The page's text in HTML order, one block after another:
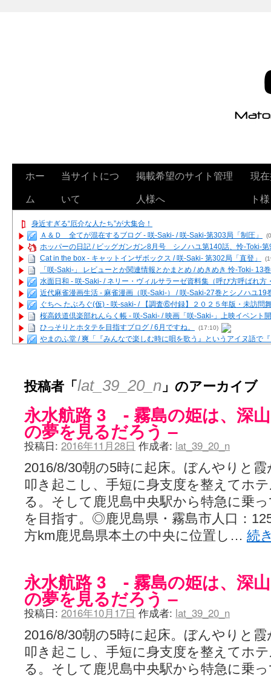
ホー
ム
当サイトにつ
いて
掲載希望のサイト管理
人様へ
現
ト様
身近すぎる“厄介な人たち”が大集合！
Ａ＆Ｄ 全てが混在するブログ - 咲-Saki- / 咲-Saki-第303局「制圧」
ホッパーの日記 / ビッグガンガン8月号 シノハユ第140話、怜-Toki-第
Cat in the box - キャットインザボックス / 咲-Saki- 第302局「直登」
「咲-Saki-」 レビューとか関連情報とかまとめ / めきめき 怜-Toki- 13
水面日和 - 咲-Saki- / ネリー・ヴィルサラーゼ資料集（呼び方呼ばれ方
近代麻雀漫画生活 - 麻雀漫画（咲-Saki-） / 咲-Saki-27巻とシノハユ
ぐちへ たぶろぐ(仮) - 咲-saki- / 【調査⑥付録】２０２５年版・未訪問
桜高鉄道倶楽部れんらく帳 - 咲-Saki- / 映画「咲-Saki-」上映イベント
ひっそりとホタテを目指すブログ / 6月ですね。
(17:10)
やまのふ堂 / 爽「『みんなで楽しむ時に唄を歌う』というアイヌ語で
咲クラ女子 - 咲-Saki- / 姫松の上重漫ちゃんと演じている伊達朱里紗さ
咲ミダレ - 咲-saki- / MJ第14回咲CUP 咲なま他 (11:53)
はやりの如く☆ - 咲-saki- / 悪いこと【SS】 (06:42)
麻雀雑記あれこれ - 咲 -Saki- / 咲-Saki-キャラが台湾麻雀を打ったらど
またの名を咲ブログ - 咲-Saki- / 男体化すると聞いての落書き
BBKN BLOG / トップページ（サイトマップ） (15:00)
あにてつ！ / 千里山に行ってきました（2017年09月）
さくやこのはな - 咲 -saki- / 末の千里のために(咲さんが和ちゃんを招
凡人の私 / ステルス坂こと咲-Saki-5巻表紙の舞台を発見しました
嶺上開花自摸 / Last day of Summer session 1 (13:01)
おもちもちもち - 咲-Saki- / ５・８小林先生の日記更新について考え
かんむりとかげ - 咲-Saki- / 立先生の更新 (11:32)
音を奏でて花が咲く - 咲-Saki- / 浩子「…あっ分かった 恐らくそうい
一萬人の麓路() - 咲-Saki- / 咲-Saki- 第193局[竜王] ドラゴンの王とパク
from A to K / [咲-saki-][麻雀ゲーム]【ゲーム】セガのMJシリーズで2年
紺フェス - 咲-Saki- / 【越谷SS】とろけそうな日 (15:31)
ユズポニッキ - 咲-Saki- / ☆ #咲実写 ☆告知☆オンライン上映会☆ 阿
ああ、あの牌？ - 咲-Saki- / シノハユ菰沢中関連(江津・大田)の登場舞
宮守大好き帳 / 告知
(13:04)
麻雀アニメ＆麻雀ゲームあれこれ / 厄介な相手だよ！ あんたは
ばるのまーじゃん日和 - 咲-saki- / クリスマス！！そして… (10:28)
投稿者「lat_39_20_n 」のアーカイブ
永水航路 3 - 霧島の姫は、深
の夢を見るだろう –
投稿日: 2016年11月28日 作成者: lat_39_20_n
2016/8/30朝の5時に起床。ぼんやりと
叩き起こし、手短に身支度を整えてホ
る。そして鹿児島中央駅から特急に乗
を目指す。◎鹿児島県・霧島市人口：
方km鹿児島県本土の中央に位置し… 続
永水航路 3 - 霧島の姫は、深
の夢を見るだろう –
投稿日: 2016年10月17日 作成者: lat_39_20_n
2016/8/30朝の5時に起床。ぼんやりと
叩き起こし、手短に身支度を整えてホ
る。そして鹿児島中央駅から特急に乗